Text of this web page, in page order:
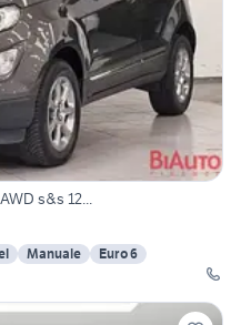
s&s 12...
Manuale
Euro 6